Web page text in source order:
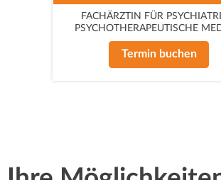
FACHÄRZTIN FÜR
PSYCHOTHERAPEUTISCHE
Termin buchen